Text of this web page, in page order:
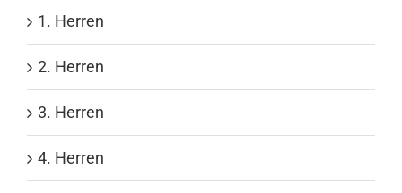
1. Herren
2. Herren
3. Herren
4. Herren